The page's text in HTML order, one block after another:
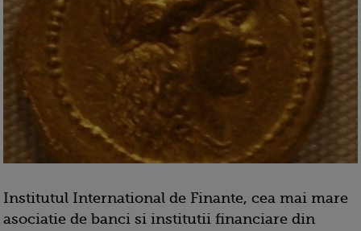
Institutul International de Finante, cea mai mare
asociatie de banci si institutii financiare din